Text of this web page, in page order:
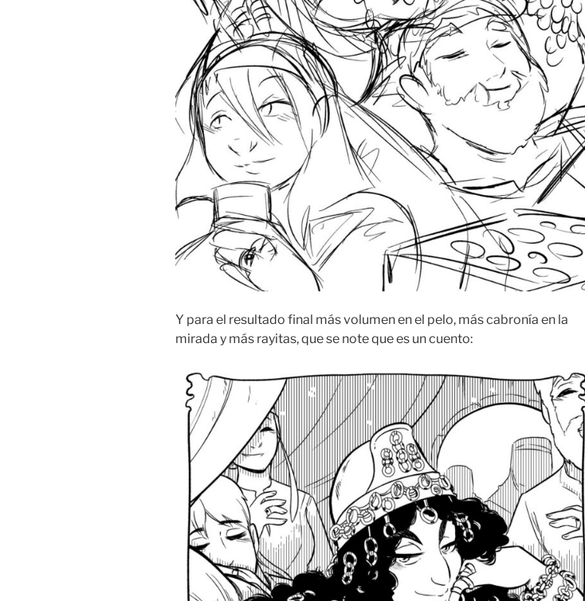
Y para el resultado final más volumen en el pelo, más cabronía en la
mirada y más rayitas, que se note que es un cuento: